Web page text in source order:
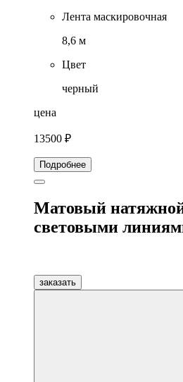
Лента маскировочная
8,6 м
Цвет
черный
цена
13500 ₽
Подробнее
Матовый
световыми
заказать